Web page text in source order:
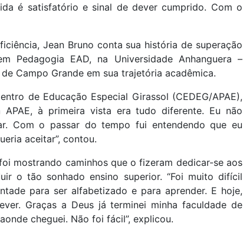
é satisfatório e sinal de dever cumprido. Com o
Jean Bruno conta sua história de superação
Pedagogia EAD, na Universidade Anhanguera –
Campo Grande em sua trajetória acadêmica.
de Educação Especial Girassol (CEDEG/APAE),
APAE, à primeira vista era tudo diferente. Eu não
Com o passar do tempo fui entendendo que eu
aceitar”, contou.
mostrando caminhos que o fizeram dedicar-se aos
o tão sonhado ensino superior. “Foi muito difícil
para ser alfabetizado e para aprender. E hoje,
Graças a Deus já terminei minha faculdade de
cheguei. Não foi fácil”, explicou.